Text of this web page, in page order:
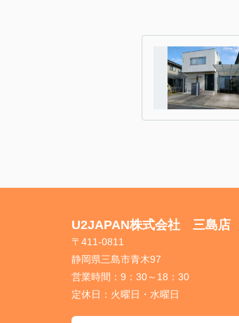
U2JAPAN株式会社 三島店
〒411-0811
静岡県三島市青木97
営業時間： 9：30～18：30
定休日： 火曜日・水曜日